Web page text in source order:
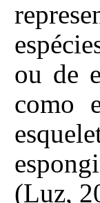
ou de
como
(Luz,